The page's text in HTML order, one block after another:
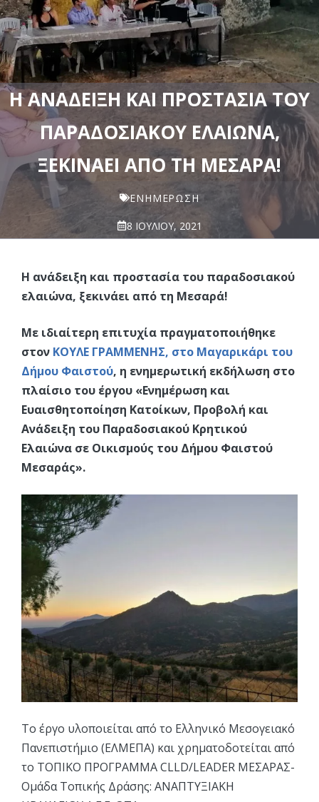
Η ΑΝΆΔΕΙΞΗ ΚΑΙ ΠΡΟΣΤΑΣΊΑ ΤΟΥ
ΠΑΡΑΔΟΣΙΑΚΟΎ ΕΛΑΙΏΝΑ,
ΞΕΚΙΝΆΕΙ ΑΠΌ ΤΗ ΜΕΣΑΡΆ!
ΕΝΗΜΈΡΩΣΗ
8 ΙΟΥΛΊΟΥ, 2021
Η ανάδειξη και προστασία του παραδοσιακού
ελαιώνα, ξεκινάει από τη Μεσαρά!
Με ιδιαίτερη επιτυχία πραγματοποιήθηκε
στον ΚΟΥΛΕ ΓΡΑΜΜΕΝΗΣ, στο Μαγαρικάρι του
Δήμου Φαιστού, η ενημερωτική εκδήλωση στο
πλαίσιο του έργου «Ενημέρωση και
Ευαισθητοποίηση Κατοίκων, Προβολή και
Ανάδειξη του Παραδοσιακού Κρητικού
Ελαιώνα σε Οικισμούς του Δήμου Φαιστού
Μεσαράς».
Το έργο υλοποιείται από το Ελληνικό Μεσογειακό
Πανεπιστήμιο (ΕΛΜΕΠΑ) και χρηματοδοτείται από
το ΤΟΠΙΚΟ ΠΡΟΓΡΑΜΜΑ CLLD/LEADER ΜΕΣΑΡΑΣ-
Ομάδα Τοπικής Δράσης: ΑΝΑΠΤΥΞΙΑΚΗ